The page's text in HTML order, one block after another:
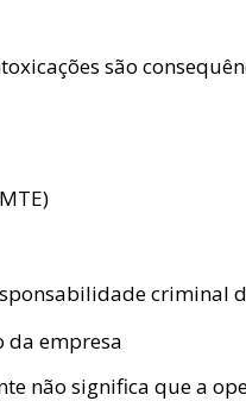
são
criminal
da empresa
não significa que a